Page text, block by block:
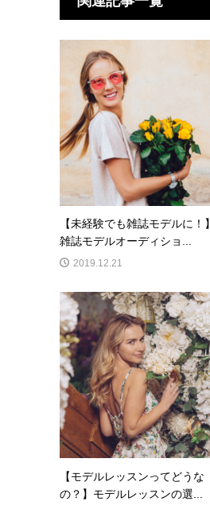
【未経験でも雑誌モデルに！】
雑誌モデルオーディショ...
2019.12.21
【モデルレッスンってどうな
の？】モデルレッスンの選...